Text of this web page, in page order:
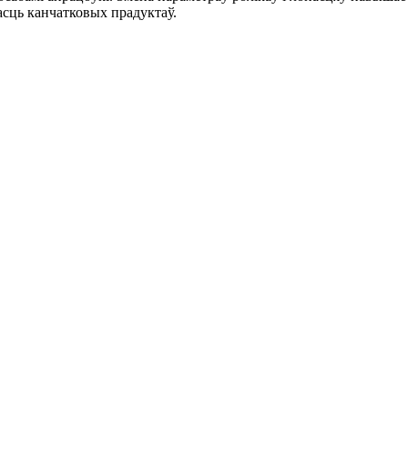
канчатковых прадуктаў.